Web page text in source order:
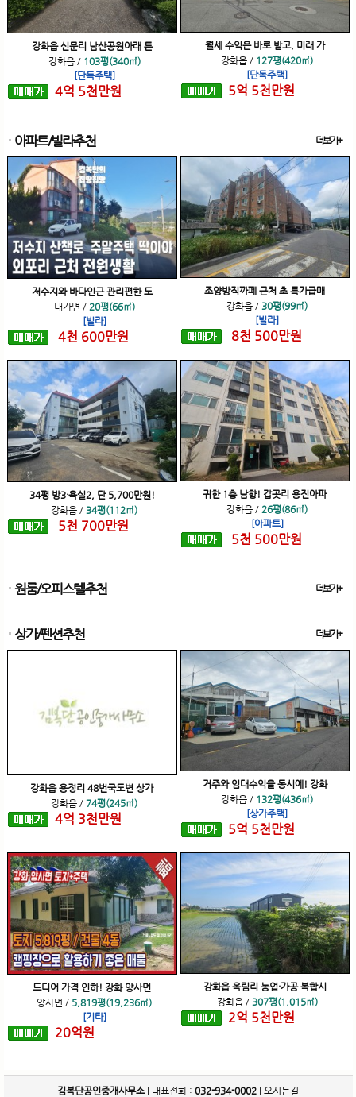
강화읍 신문리 남산공원아래 튼
강화읍/ 103평(340㎡)
[단독주택]
4억 5천만원
월세 수익은 바로 받고, 미래 가
강화읍 / 127평(420㎡)
[단독주택]
5억 5천만원
아파트/빌라추천 더보기+
저수지와 바다인근 관리편한 도
내가면 / 20평(66㎡)
[빌라]
4천 600만원
조양방직까페 근처 초 특가급매
강화읍 / 30평(99㎡)
[빌라]
8천 500만원
34평 방3·욕실2, 단 5,700만원!
강화읍 / 34평(112㎡)
5천 700만원
귀한 1층 남향! 갑곳리 용진아파
강화읍 / 26평(86㎡)
[아파트]
5천 500만원
원룸/오피스텔추천 더보기+
상가/펜션추천 더보기+
강화읍 용정리 48번국도변 상가
강화읍 / 74평(245㎡)
4억 3천만원
거주와 임대수익을 동시에! 강화
강화읍 / 132평(436㎡)
[상가주택]
5억 5천만원
드디어 가격 인하! 강화 양사면
양사면 / 5,819평(19,236㎡)
[기타]
20억원
강화읍 옥림리 농업·가공 복합시
강화읍/ 307평(1,015㎡)
2억 5천만원
김복단공인중개사무소| 대표전화 : 032-934-0002 오시는길